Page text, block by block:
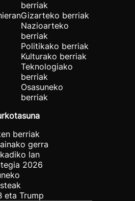
berriak
Gizarteko berriak
Nazioarteko
berriak
Politikako berriak
Kulturako berriak
Teknologiako
berriak
Osasuneko
berriak
berriak
gerra
lan
2026
eta Trump